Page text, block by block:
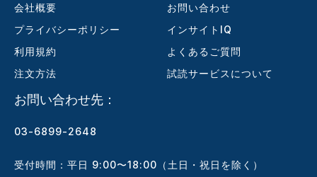
会社概要
プライバシーポリシー
利用規約
注文方法
お問い合わせ
インサイトIQ
よくあるご質問
試読サービスについて
お問い合わせ先：
03-6899-2648
受付時間：平日 9:00〜18:00（土日・祝日を除く）